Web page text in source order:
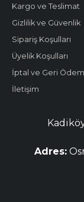
Kargo ve Teslimat
Gizlilik ve Güvenlik
Sipariş Koşulları
Üyelik Koşulları
İptal ve Geri
İletişim
Adres: